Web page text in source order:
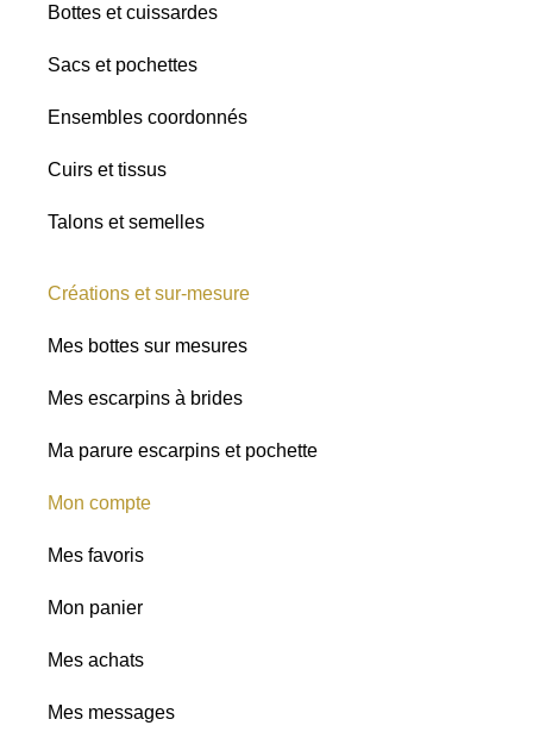
Bottes et cuissardes
Sacs et pochettes
Ensembles coordonnés
Cuirs et tissus
Talons et semelles
Créations et sur-mesure
Mes bottes sur mesures
Mes escarpins à brides
Ma parure escarpins et pochette
Mon compte
Mes favoris
Mon panier
Mes achats
Mes messages